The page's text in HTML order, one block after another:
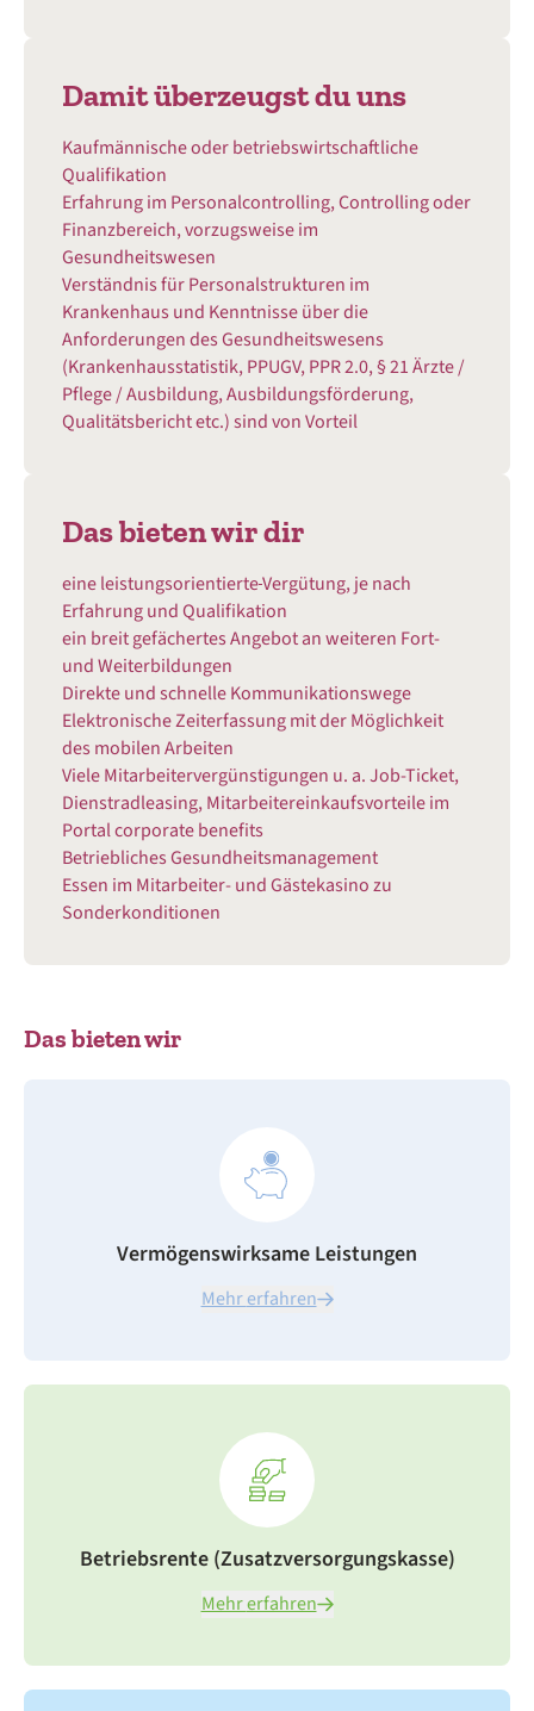
Damit überzeugst du uns
Kaufmännische oder betriebswirtschaftliche
Qualifikation
Erfahrung im Personalcontrolling, Controlling oder
Finanzbereich, vorzugsweise im
Gesundheitswesen
Verständnis für Personalstrukturen im
Krankenhaus und Kenntnisse über die
Anforderungen des Gesundheitswesens
(Krankenhausstatistik, PPUGV, PPR 2.0, § 21 Ärzte /
Pflege / Ausbildung, Ausbildungsförderung,
Qualitätsbericht etc.) sind von Vorteil
Das bieten wir dir
eine leistungsorientierteVergütung, je nach
Erfahrung und Qualifikation
ein breit gefächertes Angebot an weiteren Fort-
und Weiterbildungen
Direkte und schnelle Kommunikationswege
Elektronische Zeiterfassung mit der Möglichkeit
des mobilen Arbeiten
Viele Mitarbeitervergünstigungen u. a. Job-Ticket,
Dienstradleasing, Mitarbeitereinkaufsvorteile im
Portal corporate benefits
Betriebliches Gesundheitsmanagement
Essen im Mitarbeiter- und Gästekasino zu
Sonderkonditionen
Das bieten wir
Vermögenswirksame Leistungen
Mehr erfahren
Betriebsrente (Zusatzversorgungskasse)
Mehr erfahren